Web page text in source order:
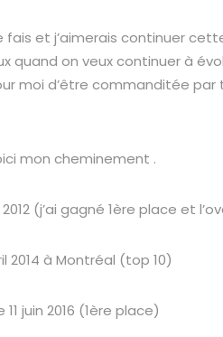
fais et j’aimerais continuer
quand on veux continuer à
moi d’être commanditée par
mon cheminement .
(j’ai gagné 1ère place et
2014 à Montréal (top 10)
juin 2016 (1ère place)